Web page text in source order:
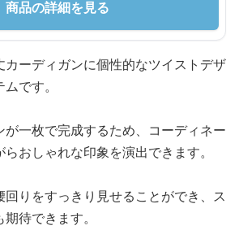
商品の詳細を見る
カーディガンに個性的なツイストデザ
です。
一枚で完成するため、コーディネー
らおしゃれな印象を演出できます。
回りをすっきり見せることができ、ス
待できます。